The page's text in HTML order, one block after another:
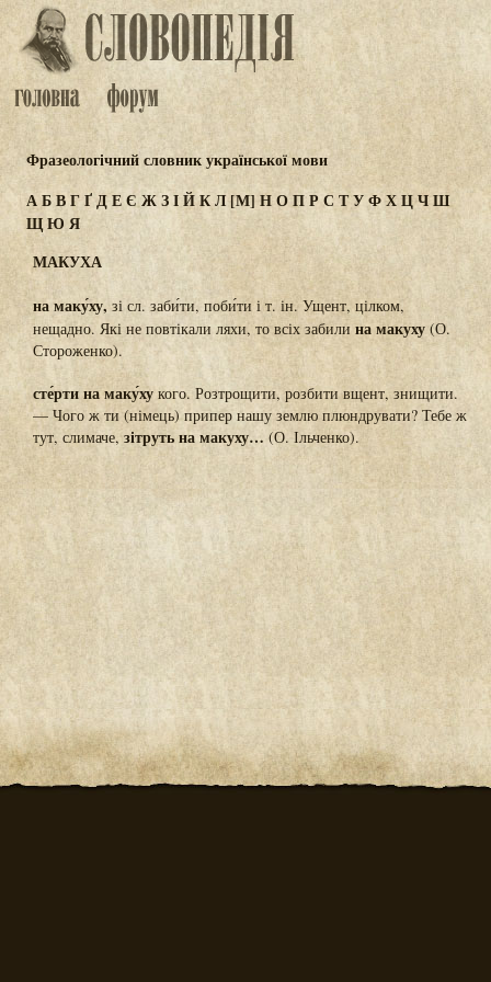
Фразеологічний словник української мови
АБВГҐДЕЄ ЖЗІЙКЛ[М] НОПР С ТУФХЦЧШ
ЩЮ Я
МАКУХА
на маку́ху, зі сл. заби́ти, поби́ти і т. ін. Ущент, цілком,
нещадно. Які не повтікали ляхи, то всіх забили на макуху (О.
Стороженко).
сте́рти на маку́ху кого. Розтрощити, розбити вщент, знищити.
— Чого ж ти (німець) припер нашу землю плюндрувати? Тебе ж
тут, слимаче,зітруть на макуху… (О. Ільченко).